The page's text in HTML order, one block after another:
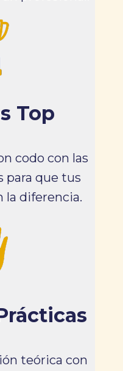
Top
codo con las
para que tus
la diferencia.
teórica con